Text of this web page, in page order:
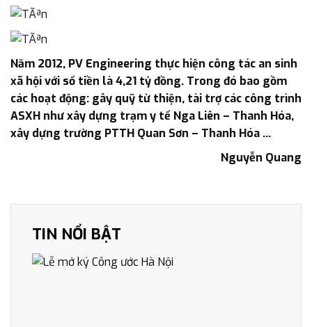
Năm 2012, PV Engineering thực hiện công tác an sinh
xã hội với số tiền là 4,21 tỷ đồng. Trong đó bao gồm
các hoạt động: gây quỹ từ thiện, tài trợ các công trình
ASXH như xây dựng trạm y tế Nga Liên – Thanh Hóa,
xây dựng trường PTTH Quan Sơn – Thanh Hóa …
Nguyễn Quang
TIN NỔI BẬT